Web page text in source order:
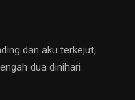
dan aku terkejut,
dua dinihari.